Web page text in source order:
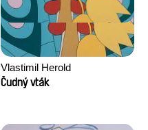
Vlastimil Herold
Čudný vták